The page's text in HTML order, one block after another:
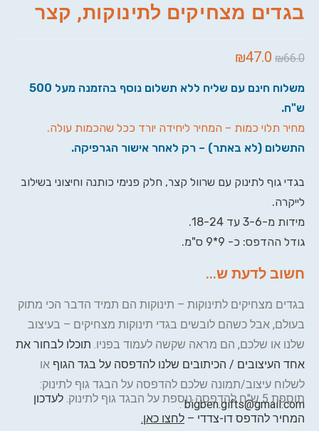
בגדים מצחיקים לתינוקות, קצר
₪66.0
₪47.0
משלוח חינם עם שליח ללא תשלום נוסף בהזמנה מעל 500
ש"ח.
מחיר תלוי כמות – המחיר ליחידה יורד ככל שהכמות עולה.
התשלום (לא באתר) – רק לאחר אישור הגרפיקה.
בגדי גוף לתינוק עם שרוול קצר, חלק פנימי כותנה וחיצוני בשילוב
לייקרה.
מידות מ-3-6 עד 18-24.
גודל ההדפס: כ- 9*9 ס"מ.
חשוב לדעת ש...
בגדים מצחיקים לתינוקות – תינוקות הם תמיד הדבר הכי מתוק
בעולם, אבל כשהם לובשים בגדי תינוקות מצחיקים – בעיצוב
שלנו או שלכם, הם מראה שקשה לעמוד בפניו. תוכלו לבחור את
אחד העיצובים / הכיתובים שלנו להדפסה על בגד הגוף או
לשלוח עיצוב/תמונה שלכם להדפסה על הבגד גוף לתינוק:
bigben.gifts@gmail.com
. תוספת 5 ש"ח להדפסה נוספת על הבגד גוף לתינוק.
לעדכון
המחיר להדפס דו-צדדי – לחצו כאן.